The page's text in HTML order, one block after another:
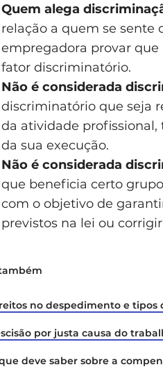
Quem alega
relação a quem se
empregadora provar
fator discriminatório.
Não é considerada
discriminatório que seja
da atividade
da sua execução.
Não é considerada
que beneficia certo
com o objetivo de
previstos na lei ou
no despedimento e
por justa causa do
deve saber sobre a